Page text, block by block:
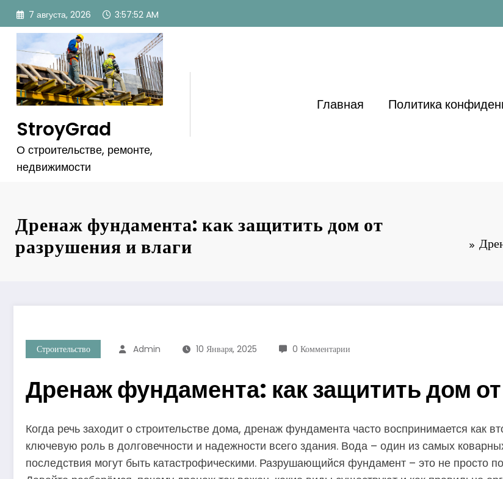
Перейти
содержимому
7 августа, 2026 3:57:53 AM
StroyGrad
О строительстве, ремонте,
недвижимости
Главная Политика
Дренаж фундамента: как защитить дом от
разрушения и влаги
Строительство Admin 10 Января, 2025 0 Комментарии
Дренаж фундамента: как защитить дом
Когда речь заходит о строительстве дома, дренаж фундамента часто воспринимается как
ключевую роль в долговечности и надежности всего здания. Вода – один из самых
последствия могут быть катастрофическими. Разрушающийся фундамент – это не просто